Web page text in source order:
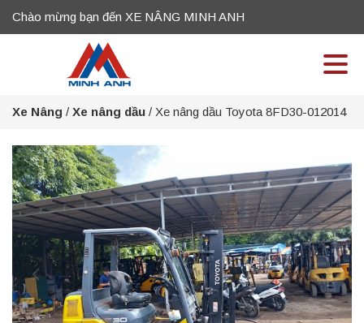
Chào mừng bạn đến XE NÂNG MINH ANH
Xe Nâng / Xe nâng dầu / Xe nâng dầu Toyota 8FD30-012014